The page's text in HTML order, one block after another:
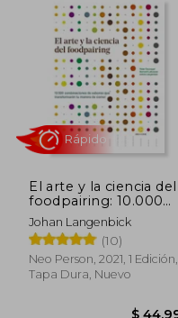
Rápido
El arte y la ciencia del
foodpairing: 10.000
combinaciones de
sabores que
transformarán tu
manera de comer
Johan Langenbick
(10)
Neo Person, 2021, 1 Edición,
Tapa Dura, Nuevo